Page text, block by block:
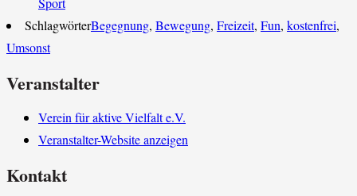
SchlagwörterBegegnung, Bewegung, Freizeit, Fun, kostenfrei,
Umsonst
Veranstalter
Verein für aktive Vielfalt e.V.
Veranstalter-Website anzeigen
Kontakt